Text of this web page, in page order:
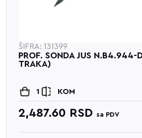
ŠIFRA: 131399
PROF. SONDA JUS N.B4.944-
TRAKA)
1 KOM
2,487.60 RSD sa PDV